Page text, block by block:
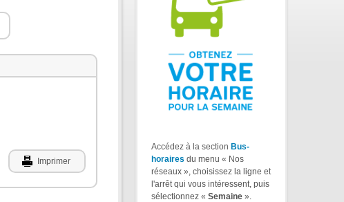
Imprimer
Accédez à la section Bus-
horaires du menu « Nos
réseaux », choisissez la ligne et
l'arrêt qui vous intéressent, puis
sélectionnez « Semaine ».